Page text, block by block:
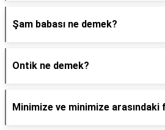
Şam babası ne demek?
Ontik ne demek?
Minimize ve minimize arasındaki